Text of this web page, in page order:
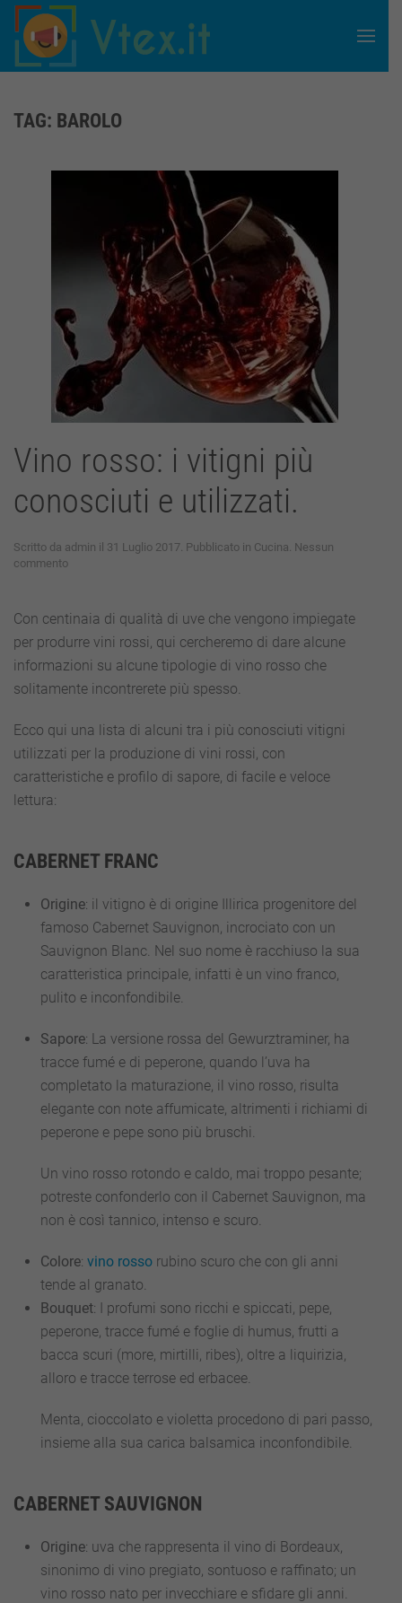
Skip to main content
TAG: BAROLO
Vino rosso: i vitigni più
conosciuti e utilizzati.
Scritto da admin il 31 Luglio 2017. Pubblicato in Cucina. Nessun
commentosu
vitigni
più
conosciuti
utilizzati.
Con centinaia di qualità di uve che vengono impiegate
per produrre vini rossi, qui cercheremo di dare alcune
informazioni su alcune tipologie di vino rosso che
solitamente incontrerete più spesso.
Ecco qui una lista di alcuni tra i più conosciuti vitigni
utilizzati per la produzione di vini rossi, con
caratteristiche e profilo di sapore, di facile e veloce
lettura:
CABERNET FRANC
Origine: il vitigno è di origine Illirica progenitore del
famoso Cabernet Sauvignon, incrociato con un
Sauvignon Blanc. Nel suo nome è racchiuso la sua
caratteristica principale, infatti è un vino franco,
pulito e inconfondibile.
Sapore: La versione rossa del Gewurztraminer, ha
tracce fumé e di peperone, quando l’uva ha
completato la maturazione, il vino rosso, risulta
elegante con note affumicate, altrimenti i richiami di
peperone e pepe sono più bruschi.
Un vino rosso rotondo e caldo, mai troppo pesante;
potreste confonderlo con il Cabernet Sauvignon, ma
non è così tannico, intenso e scuro.
Colore: vino rosso rubino scuro che con gli anni
tende al granato.
Bouquet: I profumi sono ricchi e spiccati, pepe,
peperone, tracce fumé e foglie di humus, frutti a
bacca scuri (more, mirtilli, ribes), oltre a liquirizia,
alloro e tracce terrose ed erbacee.
Menta, cioccolato e violetta procedono di pari passo,
insieme alla sua carica balsamica inconfondibile.
CABERNET SAUVIGNON
Origine: uva che rappresenta il vino di Bordeaux,
sinonimo di vino pregiato, sontuoso e raffinato; un
vino rosso nato per invecchiare e sfidare gli anni.